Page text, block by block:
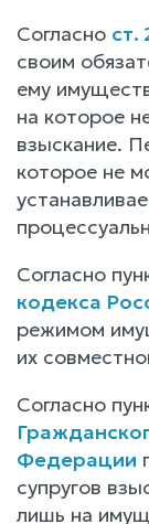
Согласно ст.
своим
ему
на которое
взыскание.
которое не
Согласно
кодекса
режимом
их
Согласно
Федерации
супругов
лишь на